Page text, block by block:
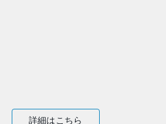
詳細はこちら